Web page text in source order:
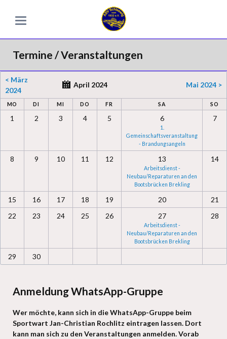
Termine / Veranstaltungen
< März
2024
April 2024 Mai 2024 >
MO DI MI DO FR SA SO
1 2 3 4 5 6
1.
Gemeinschaftsveranstaltung
- Brandungsangeln
7
8 9 10 11 12 13
Arbeitsdienst -
Neubau/Reparaturen an den
Bootsbrücken Brekling
14
15 16 17 18 19 20
21
22
23 24 25 26 27
Arbeitsdienst -
Neubau/Reparaturen an den
Bootsbrücken Brekling
28
29 30
Anmeldung WhatsApp-Gruppe
Wer möchte, kann sich in die WhatsApp-Gruppe beim
Sportwart Jan-Christian Rochlitz eintragen lassen. Dort
kann man sich zu den Veranstaltungen anmelden. Vorab